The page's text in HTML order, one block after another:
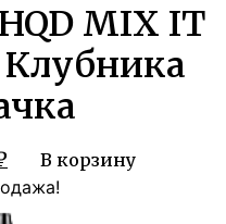
MIX IT
Текущая
цена:
138,00 ₽.
В корзину